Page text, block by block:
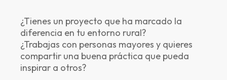
¿Tienes un proyecto que ha marcado la
diferencia en tu entorno rural?
¿Trabajas con personas mayores y quieres
compartir una buena práctica que pueda
inspirar a otros?